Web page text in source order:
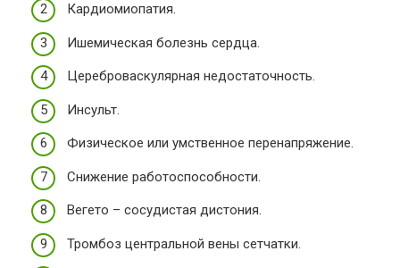
Кардиомиопатия.
Ишемическая болезнь сердца.
Цереброваскулярная недостаточность.
Инсульт.
Физическое или умственное перенапряжение.
Снижение работоспособности.
Вегето – сосудистая дистония.
Тромбоз центральной вены сетчатки.